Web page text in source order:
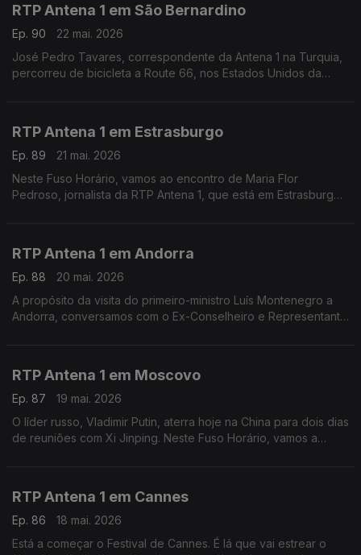
RTP Antena 1 em São Bernardino
Ep. 90
22 mai. 2026
José Pedro Tavares, correspondente da Antena 1 na Turquia,
percorreu de bicicleta a Route 66, nos Estados Unidos da
RTP Antena 1 em Estrasburgo
Ep. 89
21 mai. 2026
Neste Fuso Horário, vamos ao encontro de Maria Flor
Pedroso, jornalista da RTP Antena 1, que está em Estrasburgo
RTP Antena 1 em Andorra
Ep. 88
20 mai. 2026
A propósito da visita do primeiro-ministro Luís Montenegro a
Andorra, conversamos com o Ex-Conselheiro e Representante
RTP Antena 1 em Moscovo
Ep. 87
19 mai. 2026
O líder russo, Vladimir Putin, aterra hoje na China para dois dias
de reuniões com Xi Jinping. Neste Fuso Horário, vamos a
RTP Antena 1 em Cannes
Ep. 86
18 mai. 2026
Está a começar o Festival de Cannes. É lá que vai estrear o